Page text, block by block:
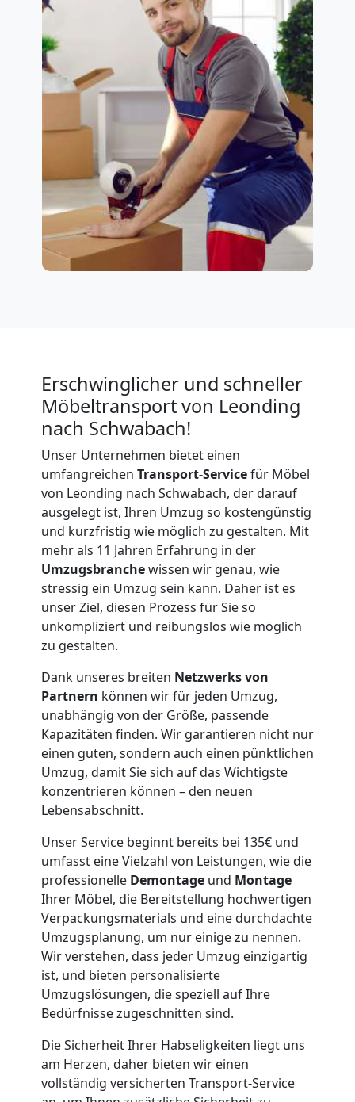
Erschwinglicher und schneller
Möbeltransport von Leonding
nach Schwabach!
Unser Unternehmen bietet einen
umfangreichen Transport-Servicefür Möbel
von Leonding nach Schwabach, der darauf
ausgelegt ist, Ihren Umzug so kostengünstig
und kurzfristig wie möglich zu gestalten. Mit
mehr als 11 Jahren Erfahrung in der
Umzugsbranchewissen wir genau, wie
stressig ein Umzug sein kann. Daher ist es
unser Ziel, diesen Prozess für Sie so
unkompliziert und reibungslos wie möglich
zu gestalten.
Dank unseres breiten Netzwerks von
Partnern können wir für jeden Umzug,
unabhängig von der Größe, passende
Kapazitäten finden. Wir garantieren nicht nur
einen guten, sondern auch einen pünktlichen
Umzug, damit Sie sich auf das Wichtigste
konzentrieren können – den neuen
Lebensabschnitt.
Unser Service beginnt bereits bei 135€ und
umfasst eine Vielzahl von Leistungen, wie die
professionelle Demontage und Montage
Ihrer Möbel, die Bereitstellung hochwertigen
Verpackungsmaterials und eine durchdachte
Umzugsplanung, um nur einige zu nennen.
Wir verstehen, dass jeder Umzug einzigartig
ist, und bieten personalisierte
Umzugslösungen, die speziell auf Ihre
Bedürfnisse zugeschnitten sind.
Die Sicherheit Ihrer Habseligkeiten liegt uns
am Herzen, daher bieten wir einen
vollständig versicherten Transport-Service
Umzugshelfer
Leonding
Möbeltaxi
Leonding
Kleintransport
Leonding
Möbelmontage
Leonding
Möbeltransport